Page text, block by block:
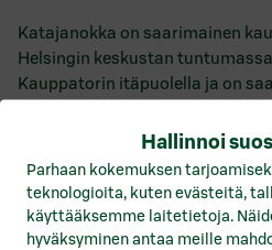
Hallinnoi
Parhaan kokemuksen
teknologioita, kuten evästeitä,
käyttääksemme laitetietoja.
hyväksyminen antaa meille
Katajanokka on saarimainen
Helsingin keskustan
Kauppatorin itäpuolella ja on
Raitiovaunulinja 4 on kätevin ja
Katajanokalle ilman autoa.
Helsingin saarten sekä
Lähin ja vilkkain satama löytyy
Kauppatorilta.